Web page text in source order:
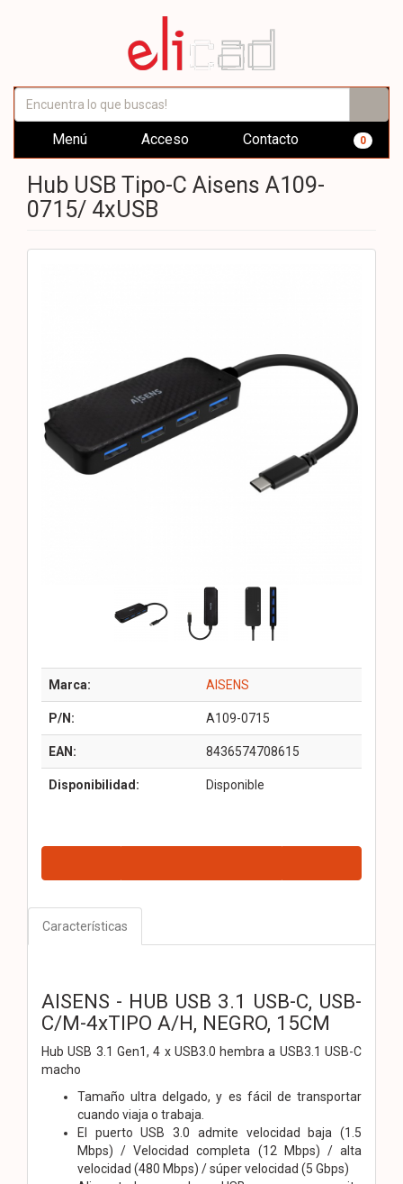
Menú Acceso Contacto 0
Hub USB Tipo-C Aisens A109-
0715/ 4xUSB
Marca: AISENS
P/N: A109-0715
EAN: 8436574708615
Disponibilidad: Disponible
Características
AISENS - HUB USB 3.1 USB-C, USB-
C/M-4xTIPO A/H, NEGRO, 15CM
Hub USB 3.1 Gen1, 4 x USB3.0 hembra a USB3.1 USB-C
macho
Tamaño ultra delgado, y es fácil de transportar
cuando viaja o trabaja.
El puerto USB 3.0 admite velocidad baja (1.5
Mbps) / Velocidad completa (12 Mbps) / alta
velocidad (480 Mbps) / súper velocidad (5 Gbps)